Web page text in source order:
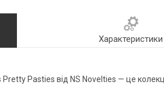
Характеристики
Pasties від NS Novelties — це